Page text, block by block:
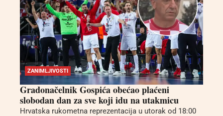
ZANIMLJIVOSTI
Gradonačelnik Gospića obećao plaćeni
slobodan dan za sve koji idu na utakmicu
Hrvatska rukometna reprezentacija u utorak od 18:00